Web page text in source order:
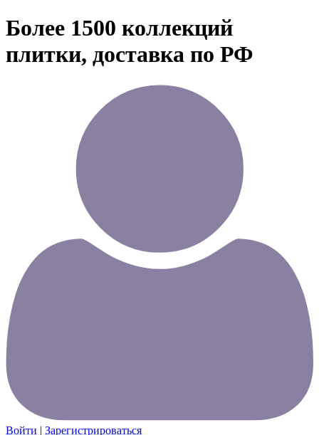
Более 1500 коллекций
плитки, доставка по РФ
Войти | Зарегистрироваться